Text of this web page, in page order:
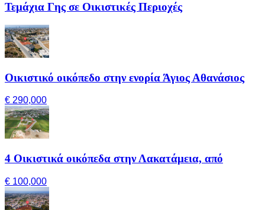
Τεμάχια Γης σε Οικιστικές Περιοχές
Οικιστικό οικόπεδο στην ενορία Άγιος Αθανάσιος
€ 290,000
4 Οικιστικά οικόπεδα στην Λακατάμεια, από
€ 100,000